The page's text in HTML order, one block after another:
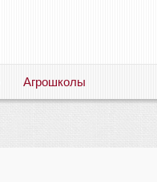
Агрошколы